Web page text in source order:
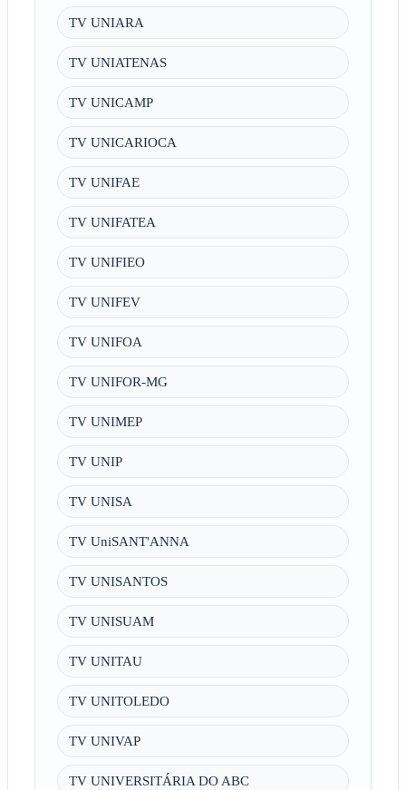
TV UNIARA
TV UNIATENAS
TV UNICAMP
TV UNICARIOCA
TV UNIFAE
TV UNIFATEA
TV UNIFIEO
TV UNIFEV
TV UNIFOA
TV UNIFOR-MG
TV UNIMEP
TV UNIP
TV UNISA
TV UniSANT'ANNA
TV UNISANTOS
TV UNISUAM
TV UNITAU
TV UNITOLEDO
TV UNIVAP
TV UNIVERSITÁRIA DO ABC